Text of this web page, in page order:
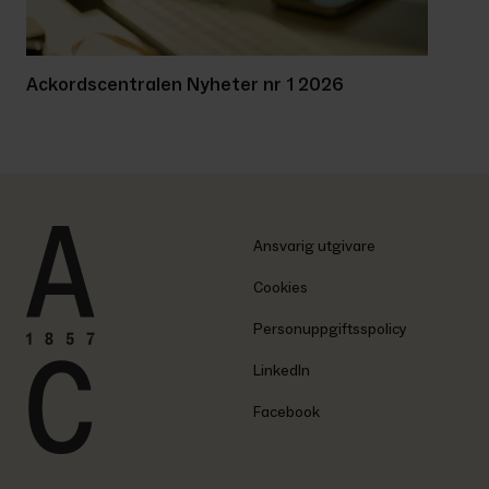
Ackordscentralen Nyheter nr 1 2026
Ansvarig utgivare
Cookies
Personuppgiftsspolicy
LinkedIn
Facebook